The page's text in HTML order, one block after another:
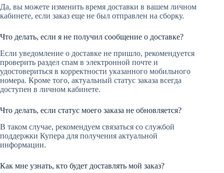
Да, вы можете изменить время доставки в вашем личном
кабинете, если заказ еще не был отправлен на сборку.
Что делать, если я не получил сообщение о доставке?
Если уведомление о доставке не пришло, рекомендуется
проверить раздел спам в электронной почте и
удостовериться в корректности указанного мобильного
номера. Кроме того, актуальный статус заказа всегда
доступен в личном кабинете.
Что делать, если статус моего заказа не обновляется?
В таком случае, рекомендуем связаться со службой
поддержки Купера для получения актуальной
информации.
Как мне узнать, кто будет доставлять мой заказ?